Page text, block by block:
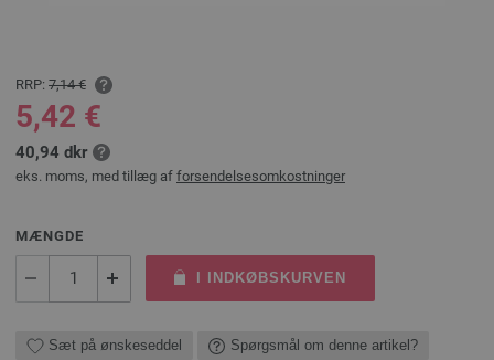
RRP: 7,14 €
5,42 €
40,94 dkr
eks. moms, med tillæg af forsendelsesomkostninger
MÆNGDE
I INDKØBSKURVEN
Sæt på ønskeseddel Spørgsmål om denne artikel?